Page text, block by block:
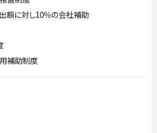
額に対し10％の会社補助
補助制度